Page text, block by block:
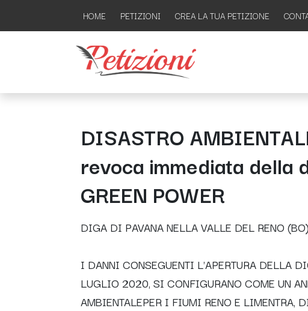
HOME PETIZIONI CREA LA TUA PETIZIONE
DISASTRO
revoca immediata della
GREEN POWER
DIGA DI PAVANA NELLA VALLE DEL RENO (BO)
I DANNI CONSEGUENTI L'APERTURA DELLA
LUGLIO 2020, SI CONFIGURANO COME UN
AMBIENTALEPER I FIUMI RENO E LIMENTRA,